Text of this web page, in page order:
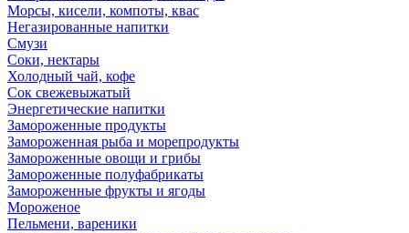
Морсы, кисели, компоты, квас
Негазированные напитки
Смузи
Соки, нектары
Холодный чай, кофе
Сок свежевыжатый
Энергетические напитки
Замороженные продукты
Замороженная рыба и морепродукты
Замороженные овощи и грибы
Замороженные полуфабрикаты
Замороженные фрукты и ягоды
Мороженое
Пельмени, вареники